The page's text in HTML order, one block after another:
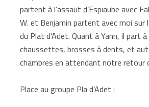
partent à l’assaut d’Espiaube avec
W. et Benjamin partent avec moi
du Plat d’Adet. Quant à Yann, il part
chaussettes, brosses à dents, et
chambres en attendant notre retour
Place au groupe Pla d’Adet :